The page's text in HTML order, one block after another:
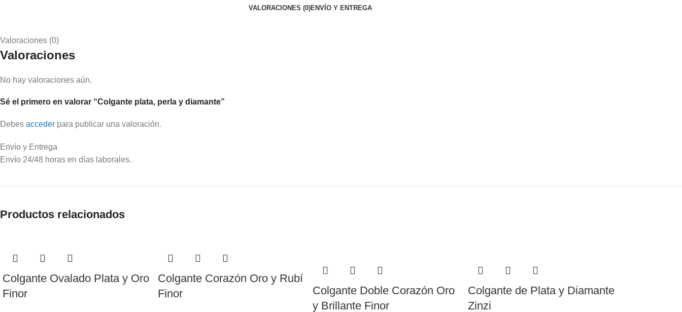
VALORACIONES (0)ENVÍO Y ENTREGA
Valoraciones (0)
Valoraciones
No hay valoraciones aún.
Sé el primero en valorar “Colgante plata, perla y diamante”
Debes acceder para publicar una valoración.
Envío y Entrega
Envío 24/48 horas en días laborales.
Productos relacionados
Colgante Ovalado Plata y Oro
Finor
Colgante Corazón Oro y Rubí
Finor
Colgante Doble Corazón Oro
y Brillante Finor
Colgante de Plata y Diamante
Zinzi